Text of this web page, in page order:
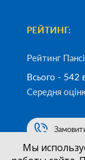
РЕЙТИНГ:
Рейтинг
Всього - 542
Середня
Мы